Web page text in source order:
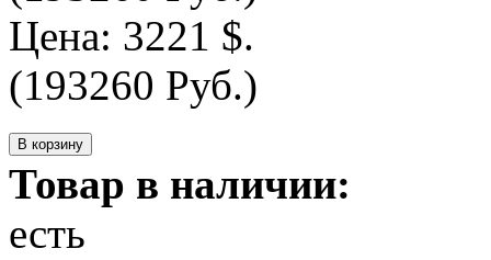
Цена: 3221 $.
(193260 Руб.)
Товар в наличии:
есть